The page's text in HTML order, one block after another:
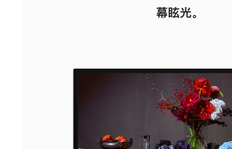
幕眩光。